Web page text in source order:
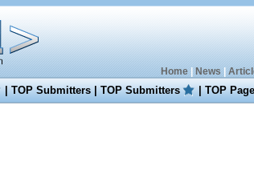
Home| News
|TOP Submitters|TOP Submitters |TOP